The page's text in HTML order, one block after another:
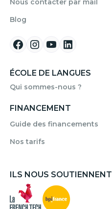
Nous contacter par mail
Blog
ÉCOLE DE LANGUES
Qui sommes-nous ?
FINANCEMENT
Guide des financements
Nos tarifs
ILS NOUS SOUTIENNENT